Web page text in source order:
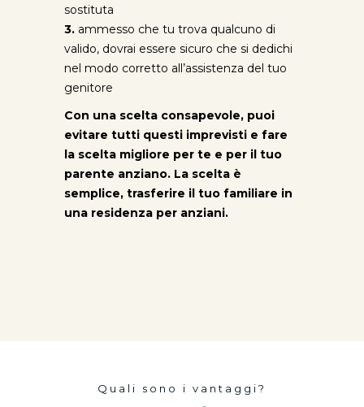
sostituta
3. ammesso che tu trova qualcuno di
valido, dovrai essere sicuro che si dedichi
nel modo corretto all’assistenza del tuo
genitore
Con una scelta consapevole, puoi
evitare tutti questi imprevisti e fare
la scelta migliore per te e per il tuo
parente anziano. La scelta è
semplice, trasferire il tuo familiare in
una residenza per anziani.
Quali sono i vantaggi?